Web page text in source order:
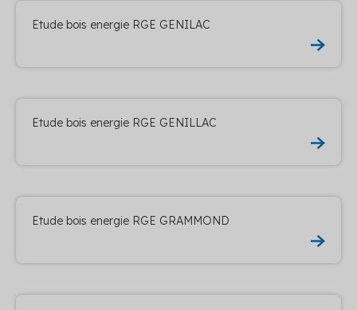
Etude bois energie RGE GENILAC
Etude bois energie RGE GENILLAC
Etude bois energie RGE GRAMMOND